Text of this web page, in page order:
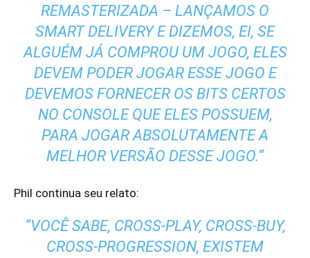
REMASTERIZADA – LANÇAMOS O
SMART DELIVERY E DIZEMOS, EI, SE
ALGUÉM JÁ COMPROU UM JOGO, ELES
DEVEM PODER JOGAR ESSE JOGO E
DEVEMOS FORNECER OS BITS CERTOS
NO CONSOLE QUE ELES POSSUEM,
PARA JOGAR ABSOLUTAMENTE A
MELHOR VERSÃO DESSE JOGO.“
Phil continua seu relato:
“VOCÊ SABE, CROSS-PLAY, CROSS-BUY,
CROSS-PROGRESSION, EXISTEM